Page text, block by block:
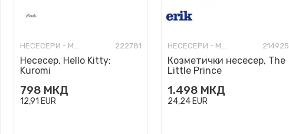
НЕСЕСЕРИ - МОДНИ 222781
Несесер, Hello Kitty:
Kuromi
798 МКД
12,91 EUR
НЕСЕСЕРИ - МОДНИ 214925
Козметички несесер, The
Little Prince
1.498 МКД
24,24 EUR